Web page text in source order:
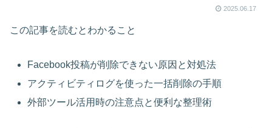
2025.06.17
この記事を読むとわかること
Facebook投稿が削除できない原因と対処法
アクティビティログを使った一括削除の手順
外部ツール活用時の注意点と便利な整理術